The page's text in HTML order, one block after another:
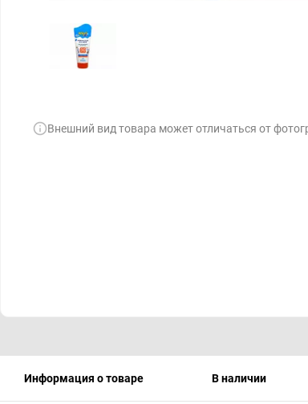
Внешний вид товара может отличаться от
Информация о товаре В наличии